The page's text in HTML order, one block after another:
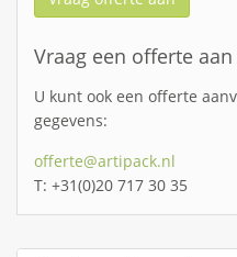
Vraag een offerte aan
U kunt ook een offerte
gegevens:
offerte@artipack.nl
T: +31(0)20 717 30 35